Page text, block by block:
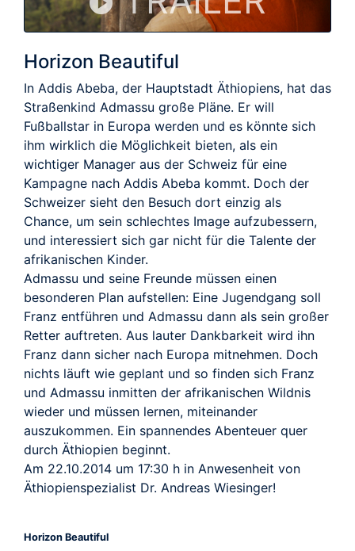
Horizon Beautiful
In Addis Abeba, der Hauptstadt Äthiopiens, hat das
Straßenkind Admassu große Pläne. Er will
Fußballstar in Europa werden und es könnte sich
ihm wirklich die Möglichkeit bieten, als ein
wichtiger Manager aus der Schweiz für eine
Kampagne nach Addis Abeba kommt. Doch der
Schweizer sieht den Besuch dort einzig als
Chance, um sein schlechtes Image aufzubessern,
und interessiert sich gar nicht für die Talente der
afrikanischen Kinder.
Admassu und seine Freunde müssen einen
besonderen Plan aufstellen: Eine Jugendgang soll
Franz entführen und Admassu dann als sein großer
Retter auftreten. Aus lauter Dankbarkeit wird ihn
Franz dann sicher nach Europa mitnehmen. Doch
nichts läuft wie geplant und so finden sich Franz
und Admassu inmitten der afrikanischen Wildnis
wieder und müssen lernen, miteinander
auszukommen. Ein spannendes Abenteuer quer
durch Äthiopien beginnt.
Am 22.10.2014 um 17:30 h in Anwesenheit von
Äthiopienspezialist Dr. Andreas Wiesinger!
Horizon Beautiful